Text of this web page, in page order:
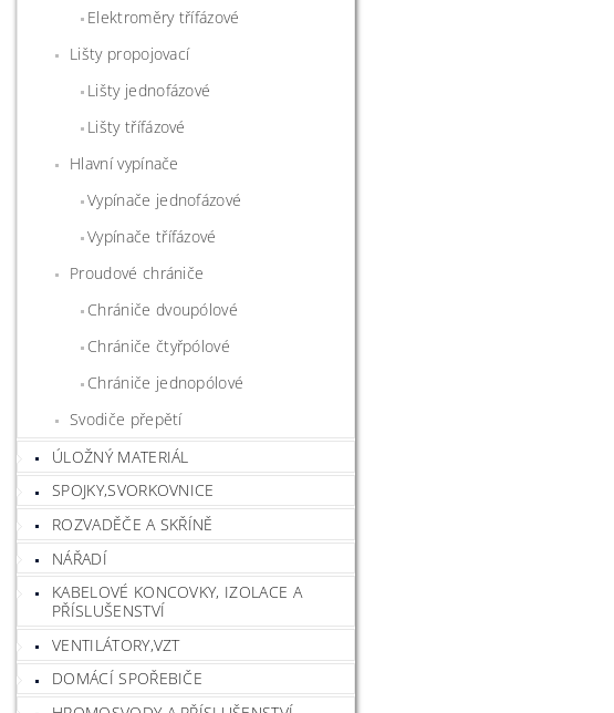
Elektroměry třífázové
Lišty propojovací
Lišty jednofázové
Lišty třífázové
Hlavní vypínače
Vypínače jednofázové
Vypínače třífázové
Proudové chrániče
Chrániče dvoupólové
Chrániče čtyřpólové
Chrániče jednopólové
Svodiče přepětí
ÚLOŽNÝ MATERIÁL
SPOJKY,SVORKOVNICE
ROZVADĚČE A SKŘÍNĚ
NÁŘADÍ
KABELOVÉ KONCOVKY, IZOLACE A
PŘÍSLUŠENSTVÍ
VENTILÁTORY,VZT
DOMÁCÍ SPOŘEBIČE